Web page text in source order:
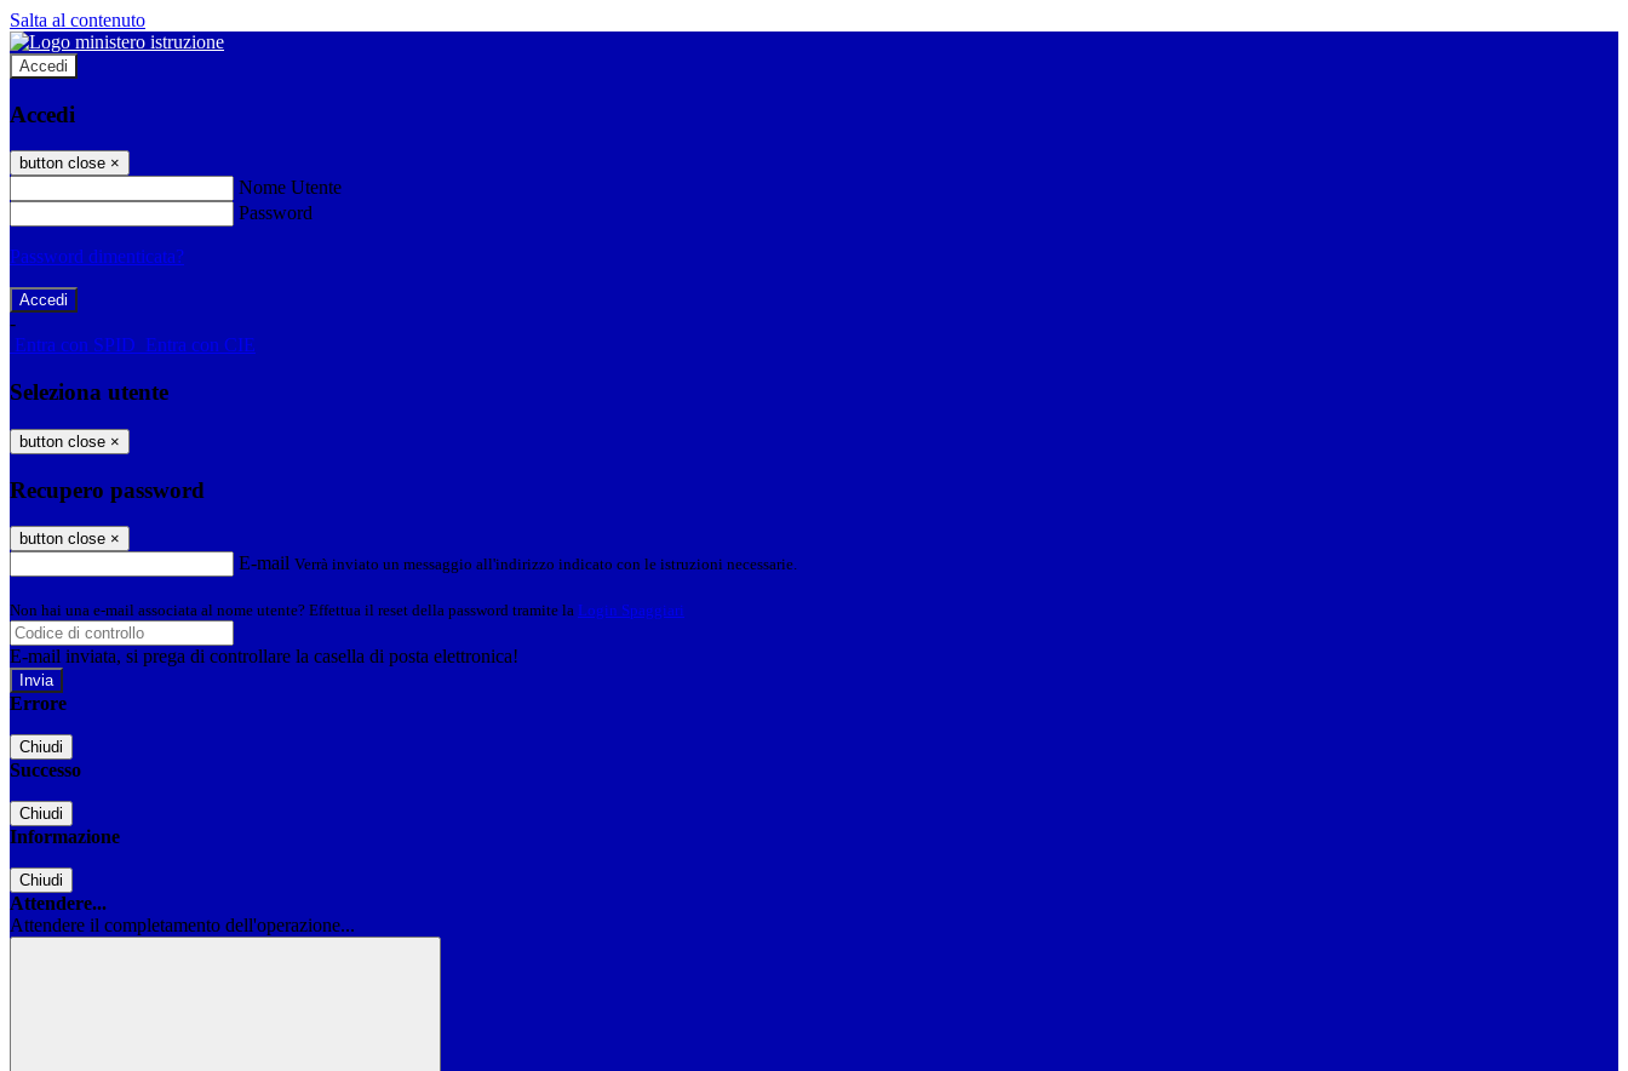
Salta al contenuto
Accedi
Accedi
button close ×
Nome Utente
Password
Password dimenticata?
-
Entra con SPID Entra con CIE
Seleziona utente
button close ×
Recupero password
button close ×
E-mail Verrà inviato un messaggio all'indirizzo indicato con le istruzioni necessarie.
Non hai una e-mail associata al nome utente? Effettua il reset della password tramite la Login Spaggiari
E-mail inviata, si prega di controllare la casella di posta elettronica!
Errore
Chiudi
Successo
Chiudi
Informazione
Chiudi
Attendere...
Attendere il completamento dell'operazione...